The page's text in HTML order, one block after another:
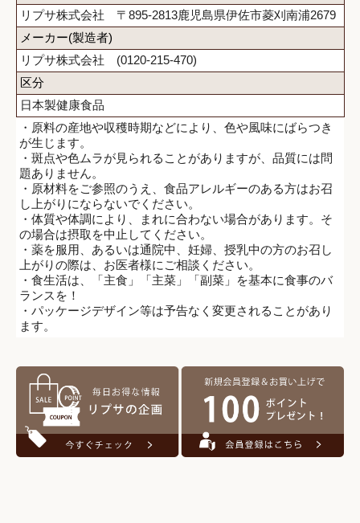
リプサ株式会社 〒895-2813鹿児島県伊佐市菱刈南浦2679
メーカー(製造者)
リプサ株式会社 (0120-215-470)
区分
日本製健康食品
・原料の産地や収穫時期などにより、色や風味にばらつき
が生じます。
・斑点や色ムラが見られることがありますが、品質には問
題ありません。
・原材料をご参照のうえ、食品アレルギーのある方はお召
し上がりにならないでください。
・体質や体調により、まれに合わない場合があります。そ
の場合は摂取を中止してください。
・薬を服用、あるいは通院中、妊婦、授乳中の方のお召し
上がりの際は、お医者様にご相談ください。
・食生活は、「主食」「主菜」「副菜」を基本に食事のバ
ランスを！
・パッケージデザイン等は予告なく変更されることがあり
ます。